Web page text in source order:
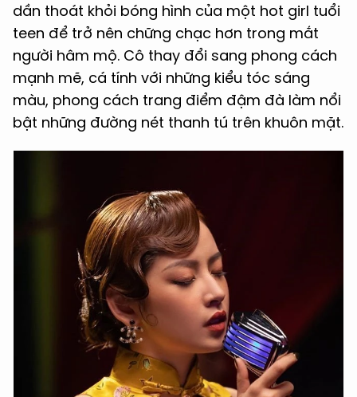
dần thoát khỏi bóng hình của một hot girl tuổi
teen để trở nên chững chạc hơn trong mắt
người hâm mộ. Cô thay đổi sang phong cách
mạnh mẽ, cá tính với những kiểu tóc sáng
màu, phong cách trang điểm đậm đà làm nổi
bật những đường nét thanh tú trên khuôn mặt.